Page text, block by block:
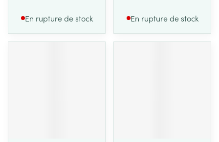
En rupture de stock En rupture de stock